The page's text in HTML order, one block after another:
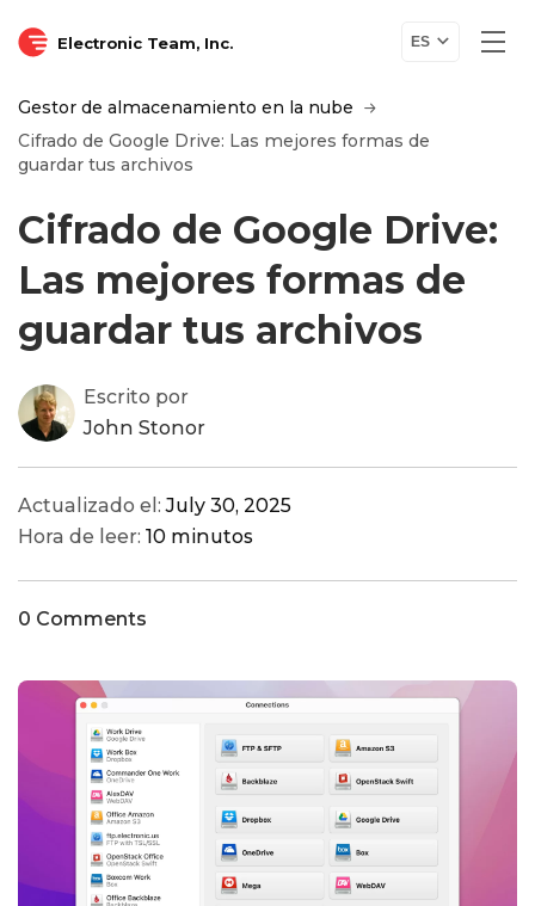
Electronic Team, Inc. ES
Gestor de almacenamiento en la nube
Cifrado de Google Drive: Las mejores formas de
guardar tus archivos
Cifrado de Google Drive:
Las mejores formas de
guardar tus archivos
Escrito por
John Stonor
Actualizado el:July 30, 2025
Hora de leer: 10 minutos
0 Comments